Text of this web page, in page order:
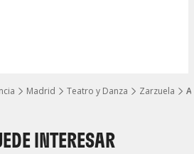
Madrid Teatro y Danza Zarzuela
INTERESAR